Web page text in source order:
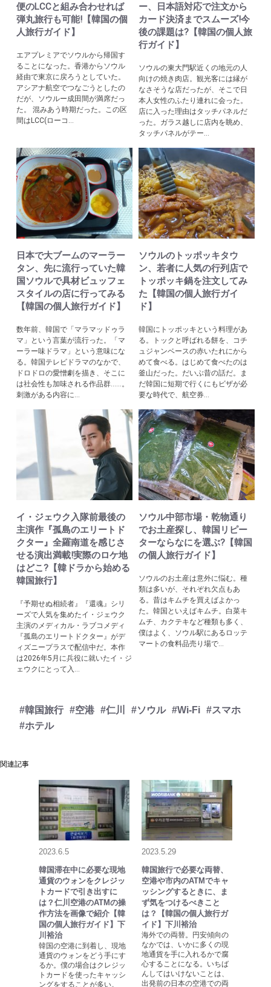
便のLCCと組み合わせれば
弾丸旅行も可能!【韓国の個
人旅行ガイド】
エアプレミアでソウルから帰国す
ることになった。香港からソウル
経由で東京に戻ろうとしていた。
アシアナ航空でつなごうとしたの
だが、ソウルー成田間が満席だっ
た。 混みあう時期だった。この区
間はLCC(ローコ...
ー、日本語対応で注文から
カード決済までスムーズ!今
後の課題は?【韓国の個人旅
行ガイド】
ソウルの東大門駅近くの地元の人
向けの焼き肉店。観光客には縁が
なさそうな店だったが、そこで日
本人女性のふたり連れに会った。
店に入った理由はタッチパネルだ
った。ガラス越しに店内を眺め、
タッチパネルがテー...
日本で大ブームのマーラー
タン、先に流行っていた韓
国ソウルで具材ビュッフェ
スタイルの店に行ってみる
【韓国の個人旅行ガイド】
数年前、韓国で「マラマッドゥラ
マ」という言葉が流行った。「マ
ーラー味ドラマ」という意味にな
る。韓国テレビドラマのなかで、
ドロドロの愛憎劇を描き、そこに
は社会性も加味される作品群......。
刺激がある内容に...
ソウルのトッポッキタウ
ン、若者に人気の行列店で
トッポッキ鍋を注文してみ
た【韓国の個人旅行ガイ
ド】
韓国にトッポッキという料理があ
る。トックと呼ばれる餅を、コチ
ュジャンベースの赤いたれにから
めて食べる。はじめて食べたのは
釜山だった。だいぶ昔の話だ。ま
だ韓国に短期で行くにもビザが必
要な時代で、航空券...
イ・ジェウク入隊前最後の
主演作『孤島のエリートド
クター』全羅南道を感じさ
せる演出満載!実際のロケ地
はどこ?【韓ドラから始める
韓国旅行】
『予期せぬ相続者』『還魂』シリ
ーズで人気を集めたイ・ジェウク
主演のメディカル・ラブコメディ
『孤島のエリートドクター』がデ
ィズニープラスで配信中だ。本作
は2026年5月に兵役に就いたイ・ジ
ェウクにとって入...
ソウル中部市場・乾物通り
でお土産探し、韓国リピー
ターならなにを選ぶ?【韓国
の個人旅行ガイド】
ソウルのお土産は意外に悩む。種
類は多いが、それぞれ欠点もあ
る。昔はキムチを買えばよかっ
た。韓国といえばキムチ。白菜キ
ムチ、カクテキなど種類も多く、
僕はよく、ソウル駅にあるロッテ
マートの食料品売り場で...
#韓国旅行 #空港 #仁川 #ソウル #Wi-Fi #スマホ
#ホテル
関連記事
2023.6.5
韓国滞在中に必要な現地
通貨のウォンをクレジッ
トカードで引き出すに
は？仁川空港のATMの操
作方法を画像で紹介【韓
国の個人旅行ガイド】下
川裕治
韓国の空港に到着し、現地
通貨のウォンをどう手にす
るか。僕の場合はクレジッ
トカードを使ったキャッシ
ングをすることが多い。
2023.5.29
韓国旅行で必要な両替、
空港や市内のATMでキャ
ッシングするときに、ま
ず気をつけるべきこと
は？【韓国の個人旅行ガ
イド】下川裕治
海外での両替。円安傾向の
なかでは、いかに多くの現
地通貨を手に入れるかで腐
心することになる。いちば
んしてはいけないことは、
出発前の日本の空港での両